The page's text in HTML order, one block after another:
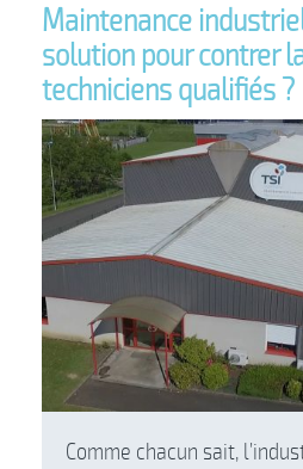
Maintenance
solution pour contrer
techniciens qualifiés ?
Comme chacun sait,